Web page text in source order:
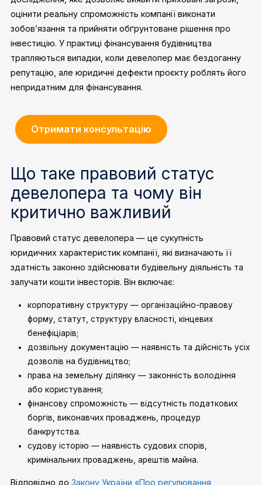
оцінити реальну спроможність компанії виконати
зобов’язання та прийняти обґрунтоване рішення про
інвестицію. У практиці фінансування будівництва
трапляються випадки, коли девелопер має бездоганну
репутацію, але юридичні дефекти проєкту роблять його
непридатним для фінансування.
Отримати консультацію
Що таке правовий статус
девелопера та чому він
критично важливий
Правовий статус девелопера — це сукупність
юридичних характеристик компанії, які визначають її
здатність законно здійснювати будівельну діяльність та
залучати кошти інвесторів. Він включає:
корпоративну структуру — організаційно-правову
форму, статут, структуру власності, кінцевих
бенефіціарів;
дозвільну документацію — наявність та дійсність усіх
дозволів на будівництво;
права на земельну ділянку — законність володіння
або користування;
фінансову спроможність — відсутність податкових
боргів, виконавчих проваджень, процедур
банкрутства.
судову історію — наявність судових спорів,
кримінальних проваджень, арештів майна.
Відповідно доЗакону України «Про регулювання